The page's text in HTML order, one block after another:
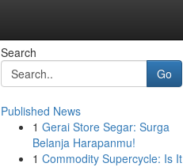
Search
Go
Published News
1 Gerai Store Segar: Surga
Belanja Harapanmu!
1 Commodity Supercycle: Is It